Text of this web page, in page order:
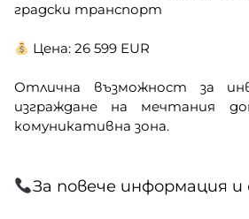
градски транспорт
Цена: 26 599 EUR
Отлична възможност за
изграждане на мечтания
комуникативна зона.
За повече информация и